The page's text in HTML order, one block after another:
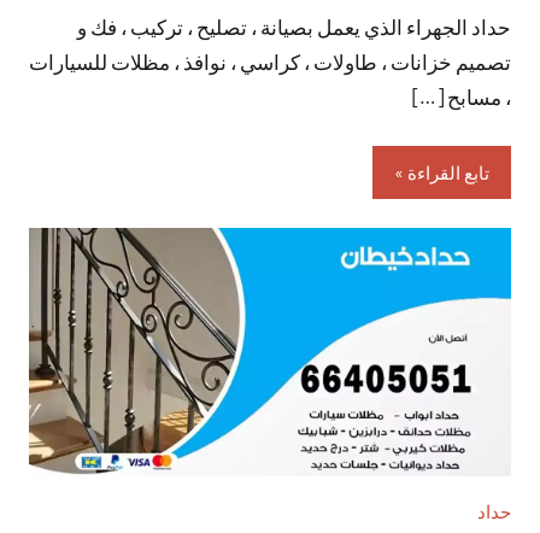
تعليقات
حداد الجهراء الذي يعمل بصيانة ، تصليح ، تركيب ، فك و
تصميم خزانات ، طاولات ، كراسي ، نوافذ ، مظلات للسيارات
، مسابح […]
تابع القراءة
حداد